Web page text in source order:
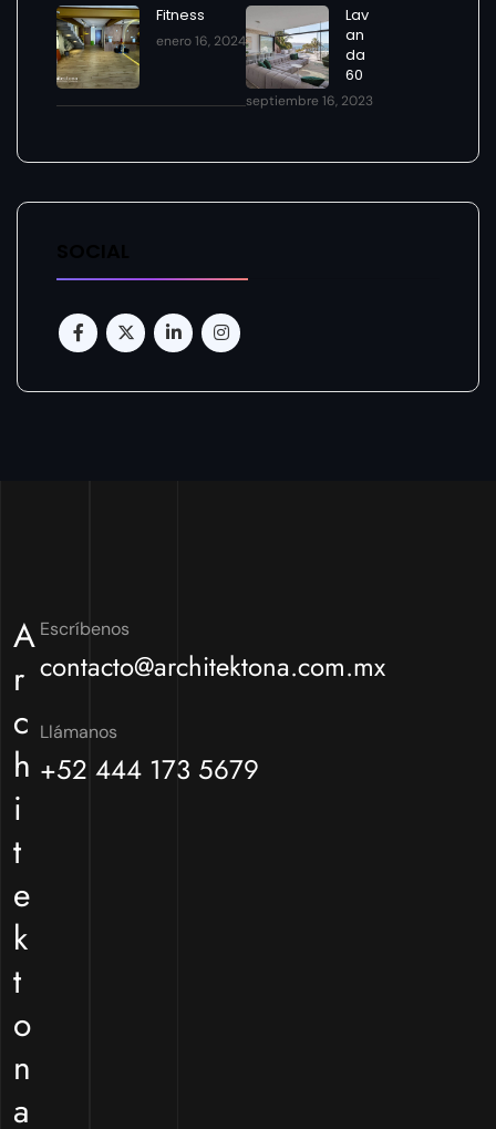
Fitness
enero 16, 2024
Lav
an
da
60
septiembre 16, 2023
A
r
c
h
i
t
e
k
t
o
n
a
Escríbenos
contacto@architektona.com.mx
Llámanos
+52 444 173 5679